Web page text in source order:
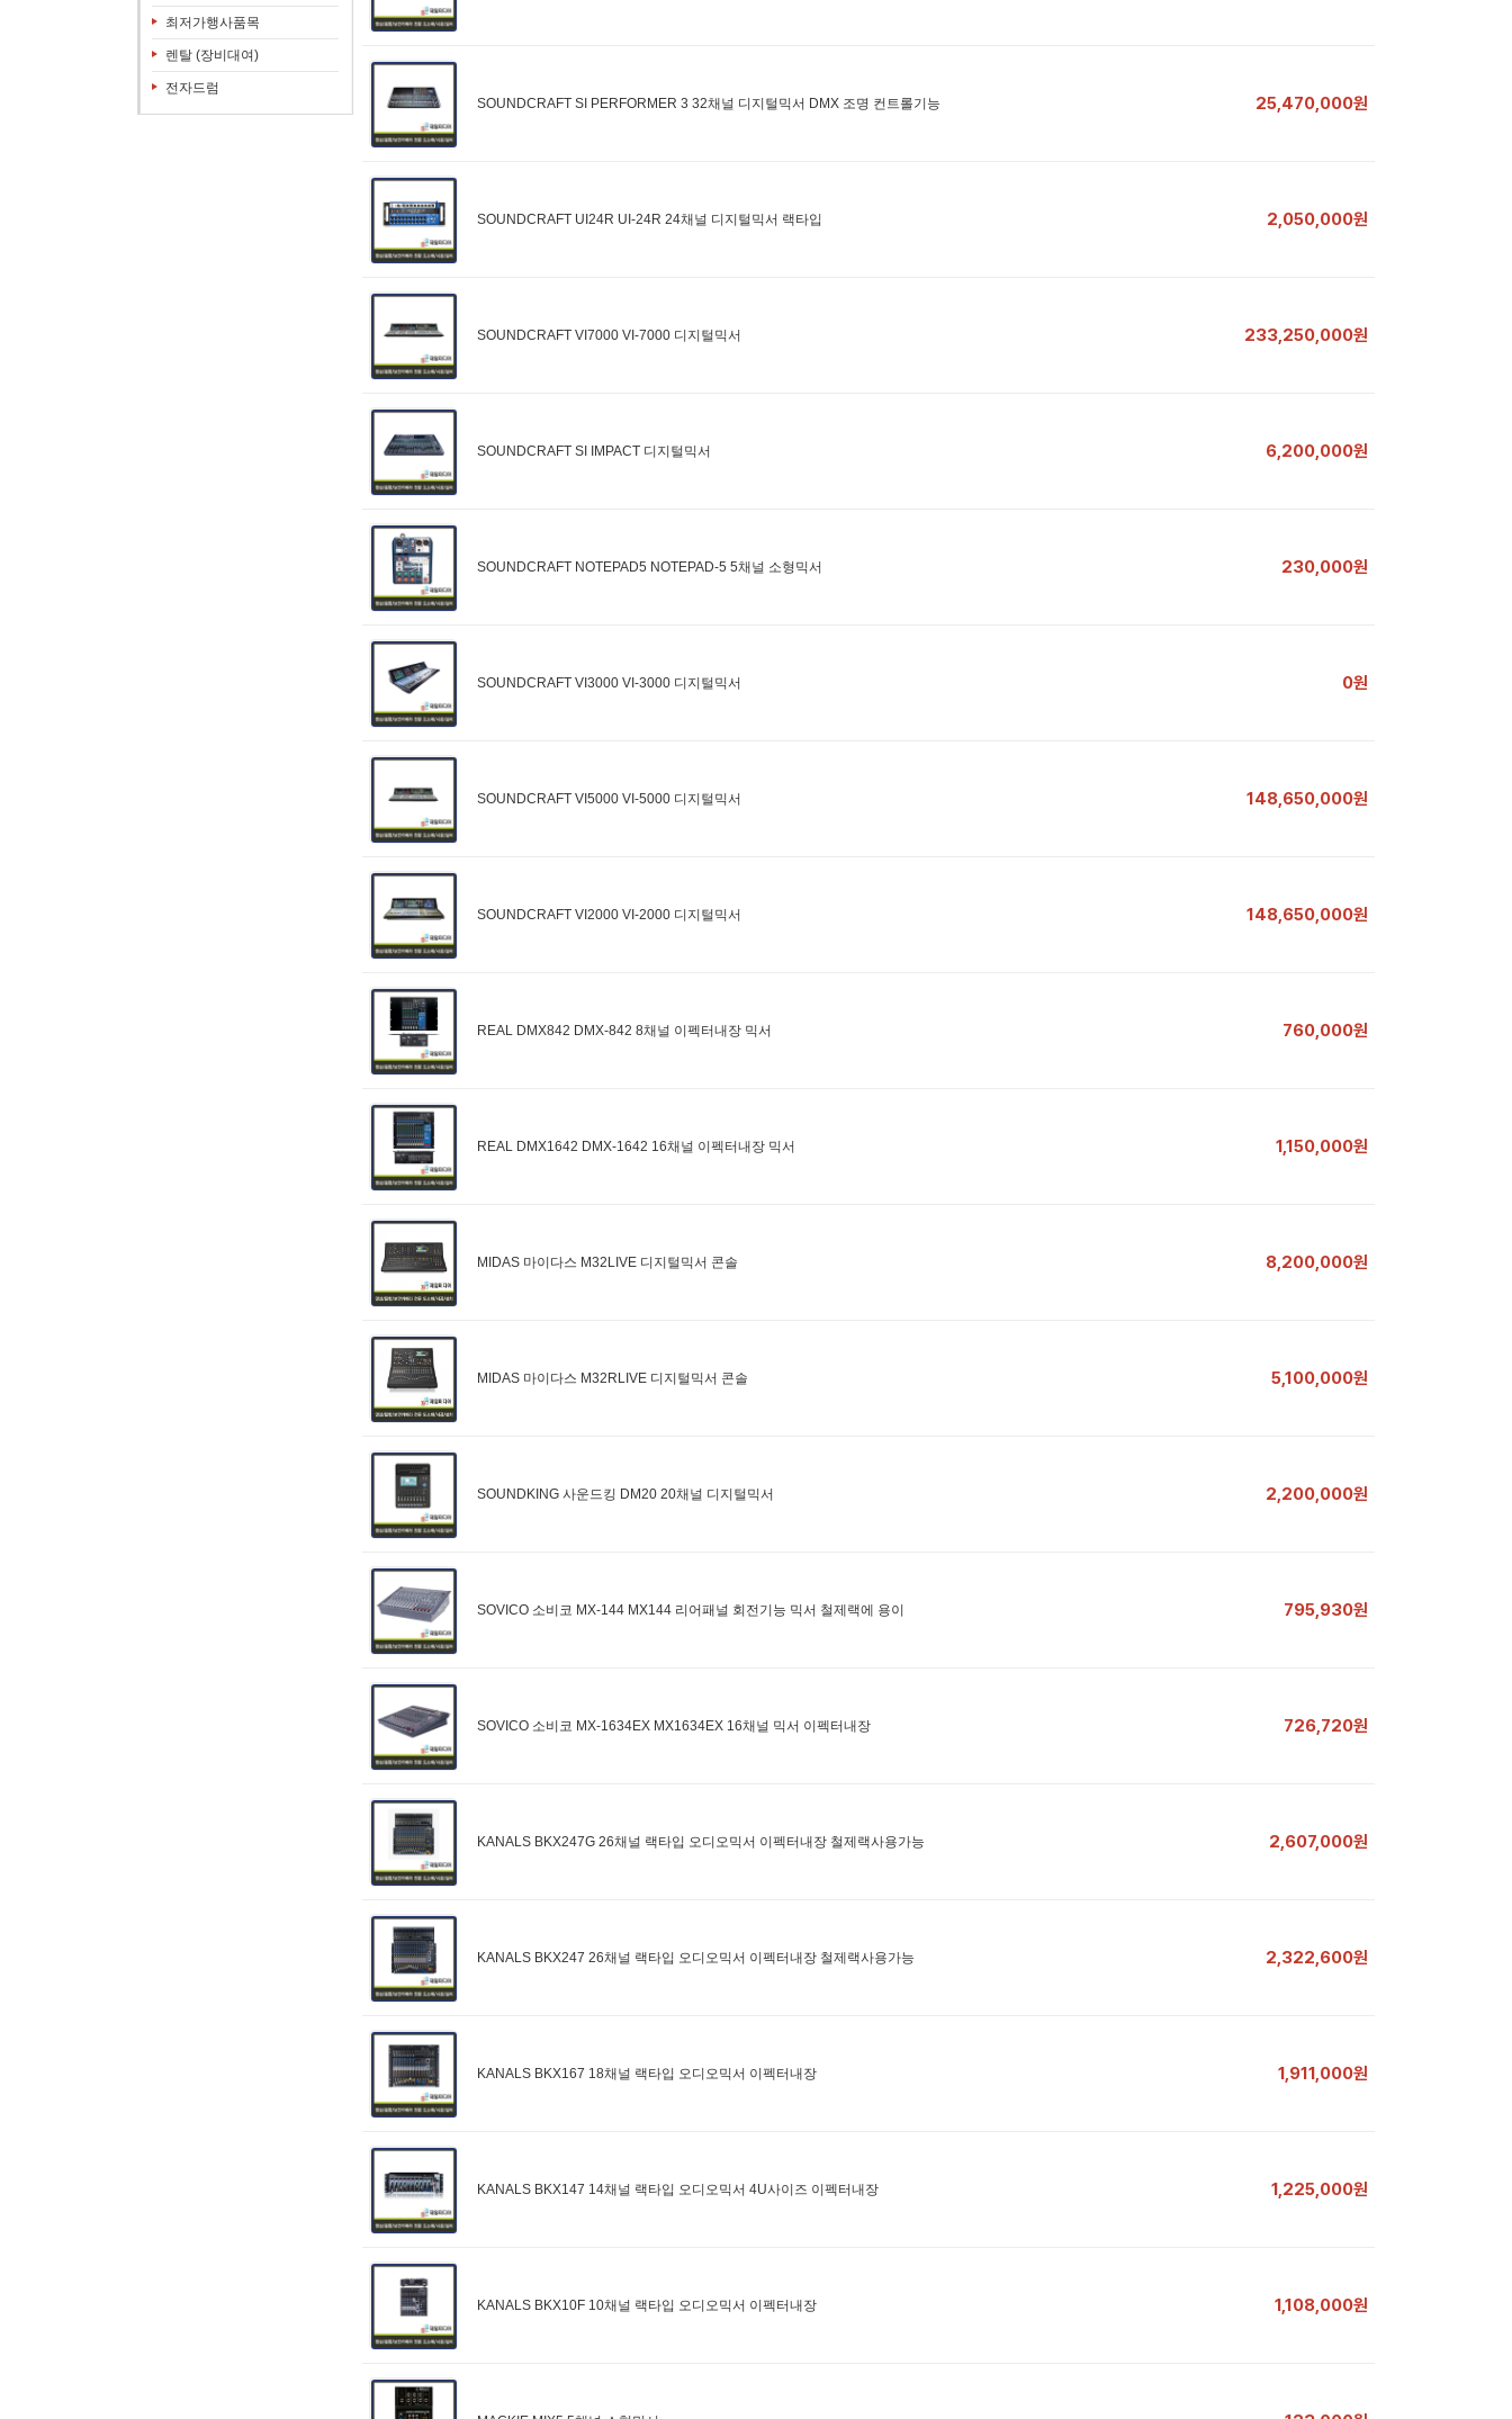
최저가행사품목
렌탈 (장비대여)
전자드럼
SOUNDCRAFT SI PERFORMER 3 32채널 디지털믹서 DMX 조명 컨트롤기능 25,470,000원
SOUNDCRAFT UI24R UI-24R 24채널 디지털믹서 랙타입 2,050,000원
SOUNDCRAFT VI7000 VI-7000 디지털믹서 233,250,000원
SOUNDCRAFT SI IMPACT 디지털믹서 6,200,000원
SOUNDCRAFT NOTEPAD5 NOTEPAD-5 5채널 소형믹서 230,000원
SOUNDCRAFT VI3000 VI-3000 디지털믹서 0원
SOUNDCRAFT VI5000 VI-5000 디지털믹서 148,650,000원
SOUNDCRAFT VI2000 VI-2000 디지털믹서 148,650,000원
REAL DMX842 DMX-842 8채널 이펙터내장 믹서 760,000원
REAL DMX1642 DMX-1642 16채널 이펙터내장 믹서 1,150,000원
MIDAS 마이다스 M32LIVE 디지털믹서 콘솔 8,200,000원
MIDAS 마이다스 M32RLIVE 디지털믹서 콘솔 5,100,000원
SOUNDKING 사운드킹 DM20 20채널 디지털믹서 2,200,000원
SOVICO 소비코 MX-144 MX144 리어패널 회전기능 믹서 철제랙에 용이 795,930원
SOVICO 소비코 MX-1634EX MX1634EX 16채널 믹서 이펙터내장 726,720원
KANALS BKX247G 26채널 랙타입 오디오믹서 이펙터내장 철제랙사용가능 2,607,000원
KANALS BKX247 26채널 랙타입 오디오믹서 이펙터내장 철제랙사용가능 2,322,600원
KANALS BKX167 18채널 랙타입 오디오믹서 이펙터내장 1,911,000원
KANALS BKX147 14채널 랙타입 오디오믹서 4U사이즈 이펙터내장 1,225,000원
KANALS BKX10F 10채널 랙타입 오디오믹서 이펙터내장 1,108,000원